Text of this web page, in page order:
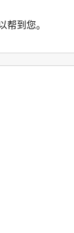
帮到您。